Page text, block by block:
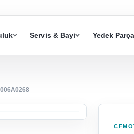
Servis & Bayi Yedek Parça